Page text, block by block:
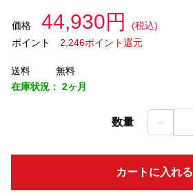
価格 44,930円
(税込)
ポイント
2,246ポイント還元
送料
無料
在庫状況： 2ヶ月
数量 －
カートに入れる